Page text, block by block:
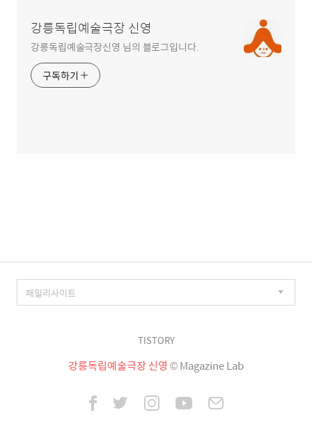
강릉독립예술극장 신영
강릉독립예술극장신영 님의 블로그입니다.
구독하기
TISTORY
강릉독립예술극장 신영 © Magazine Lab